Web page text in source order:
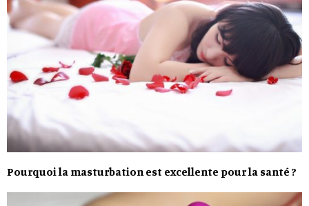
Pourquoi la masturbation est excellente pour la santé ?